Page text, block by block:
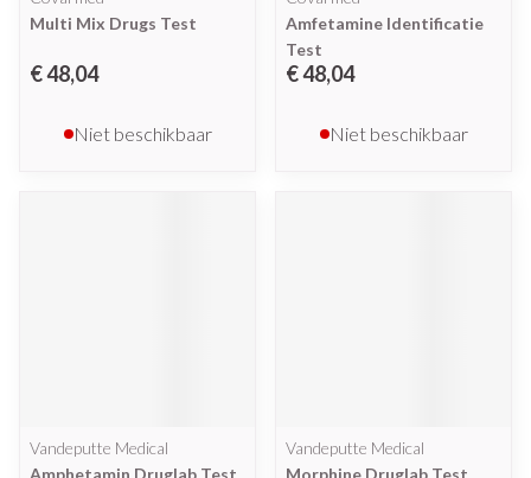
Multi Mix Drugs Test
€ 48,04
Niet beschikbaar
Amfetamine Identificatie
Test
€ 48,04
Niet beschikbaar
Vandeputte Medical
Amphetamin Druglab Test
Vandeputte Medical
Morphine Druglab Test